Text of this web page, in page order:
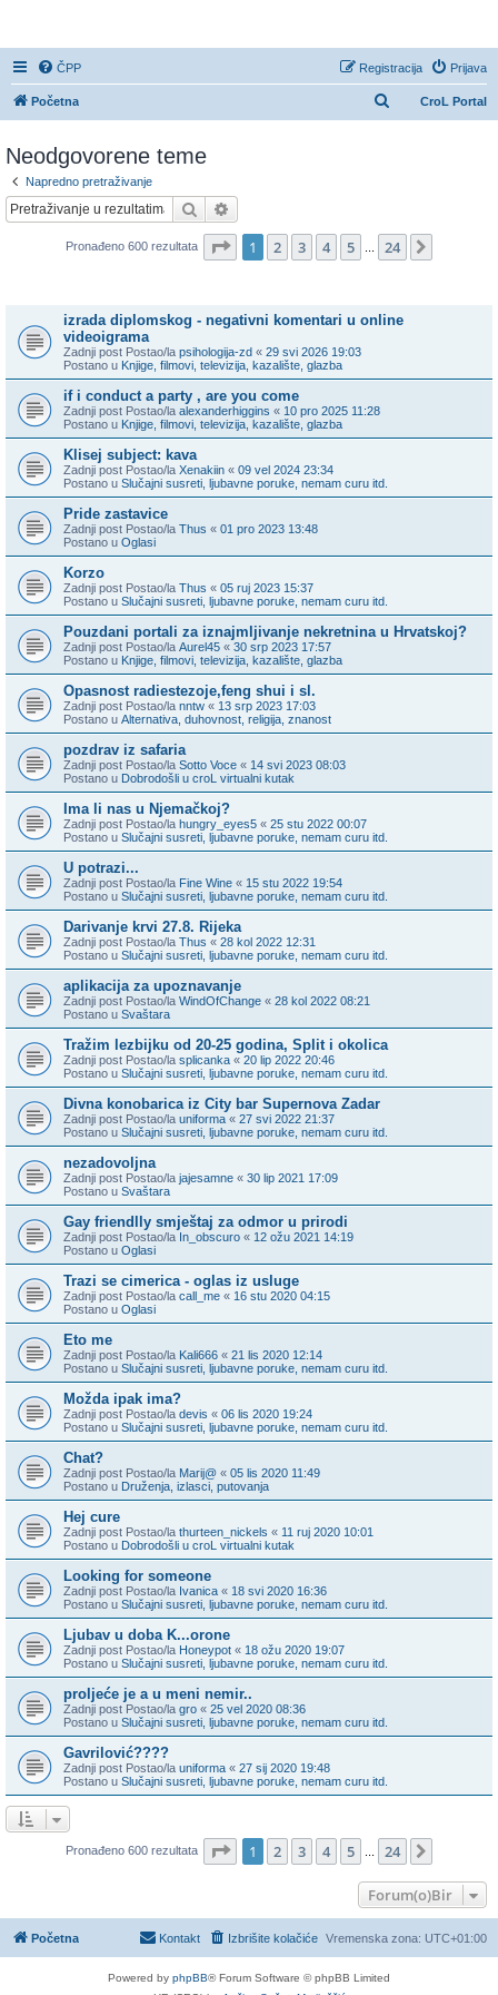
ČPP Prijava
Registracija
CroL Portal
Početna
a
ž
Neodgovorene teme
Napredno pretraživanje
Pretražnik
Pronađeno 600 rezultata Stranica: 1/ 24.
1 2 3 4 5 24
izrada diplomskog - negativni komentari u online
videoigrama
Zadnji post Postao/la psihologija-zd « 29 svi 2026 19:03
Postano u Knjige, filmovi, televizija, kazalište, glazba
if i conduct a party , are you come
Zadnji post Postao/la alexanderhiggins « 10 pro 2025 11:28
Postano u Knjige, filmovi, televizija, kazalište, glazba
Klisej subject: kava
Zadnji post Postao/la Xenakiin « 09 vel 2024 23:34
Postano u Slučajni susreti, ljubavne poruke, nemam curu itd.
Pride zastavice
Zadnji post Postao/la Thus « 01 pro 2023 13:48
Postano u Oglasi
Korzo
Zadnji post Postao/la Thus « 05 ruj 2023 15:37
Postano u Slučajni susreti, ljubavne poruke, nemam curu itd.
Pouzdani portali za iznajmljivanje nekretnina u Hrvatskoj?
Zadnji post Postao/la Aurel45 « 30 srp 2023 17:57
Postano u Knjige, filmovi, televizija, kazalište, glazba
Opasnost radiestezoje,feng shui i sl.
Zadnji post Postao/la nntw « 13 srp 2023 17:03
Postano u Alternativa, duhovnost, religija, znanost
pozdrav iz safaria
Zadnji post Postao/la Sotto Voce « 14 svi 2023 08:03
Postano u Dobrodošli u croL virtualni kutak
Ima li nas u Njemačkoj?
Zadnji post Postao/la hungry_eyes5 « 25 stu 2022 00:07
Postano u Slučajni susreti, ljubavne poruke, nemam curu itd.
U potrazi...
Zadnji post Postao/la Fine Wine « 15 stu 2022 19:54
Postano u Slučajni susreti, ljubavne poruke, nemam curu itd.
Darivanje krvi 27.8. Rijeka
Zadnji post Postao/la Thus « 28 kol 2022 12:31
Postano u Slučajni susreti, ljubavne poruke, nemam curu itd.
aplikacija za upoznavanje
Zadnji post Postao/la WindOfChange « 28 kol 2022 08:21
Postano u Svaštara
Tražim lezbijku od 20-25 godina, Split i okolica
Zadnji post Postao/la splicanka « 20 lip 2022 20:46
Postano u Slučajni susreti, ljubavne poruke, nemam curu itd.
Divna konobarica iz City bar Supernova Zadar
Zadnji post Postao/la uniforma « 27 svi 2022 21:37
Postano u Slučajni susreti, ljubavne poruke, nemam curu itd.
nezadovoljna
Zadnji post Postao/la jajesamne « 30 lip 2021 17:09
Postano u Svaštara
Gay friendlly smještaj za odmor u prirodi
Zadnji post Postao/la In_obscuro « 12 ožu 2021 14:19
Postano u Oglasi
Trazi se cimerica - oglas iz usluge
Zadnji post Postao/la call_me « 16 stu 2020 04:15
Postano u Oglasi
Eto me
Zadnji post Postao/la Kali666 « 21 lis 2020 12:14
Postano u Slučajni susreti, ljubavne poruke, nemam curu itd.
Možda ipak ima?
Zadnji post Postao/la devis « 06 lis 2020 19:24
Postano u Slučajni susreti, ljubavne poruke, nemam curu itd.
Chat?
Zadnji post Postao/la Marij@ « 05 lis 2020 11:49
Postano u Druženja, izlasci, putovanja
Hej cure
Zadnji post Postao/la thurteen_nickels « 11 ruj 2020 10:01
Postano u Dobrodošli u croL virtualni kutak
Looking for someone
Zadnji post Postao/la Ivanica « 18 svi 2020 16:36
Postano u Slučajni susreti, ljubavne poruke, nemam curu itd.
Ljubav u doba K...orone
Zadnji post Postao/la Honeypot « 18 ožu 2020 19:07
Postano u Slučajni susreti, ljubavne poruke, nemam curu itd.
proljeće je a u meni nemir..
Zadnji post Postao/la gro « 25 vel 2020 08:36
Postano u Slučajni susreti, ljubavne poruke, nemam curu itd.
Gavrilović????
Zadnji post Postao/la uniforma « 27 sij 2020 19:48
Postano u Slučajni susreti, ljubavne poruke, nemam curu itd.
Pronađeno 600 rezultata Stranica: 1/ 24.
1 2 3 4 5 24
Forum(o)Bir
Početna Vremenska zona: UTC+01:00
Izbrišite kolačiće
Kontakt
Powered by phpBB® Forum Software © phpBB Limited